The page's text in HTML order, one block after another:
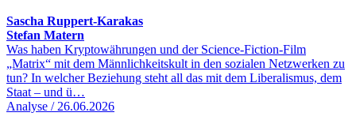
Sascha Ruppert-Karakas
Stefan Matern
Was haben Kryptowährungen und der Science-Fiction-Film
„Matrix“ mit dem Männlichkeitskult in den sozialen Netzwerken zu
tun? In welcher Beziehung steht all das mit dem Liberalismus, dem
Staat – und ü…
Analyse / 26.06.2026